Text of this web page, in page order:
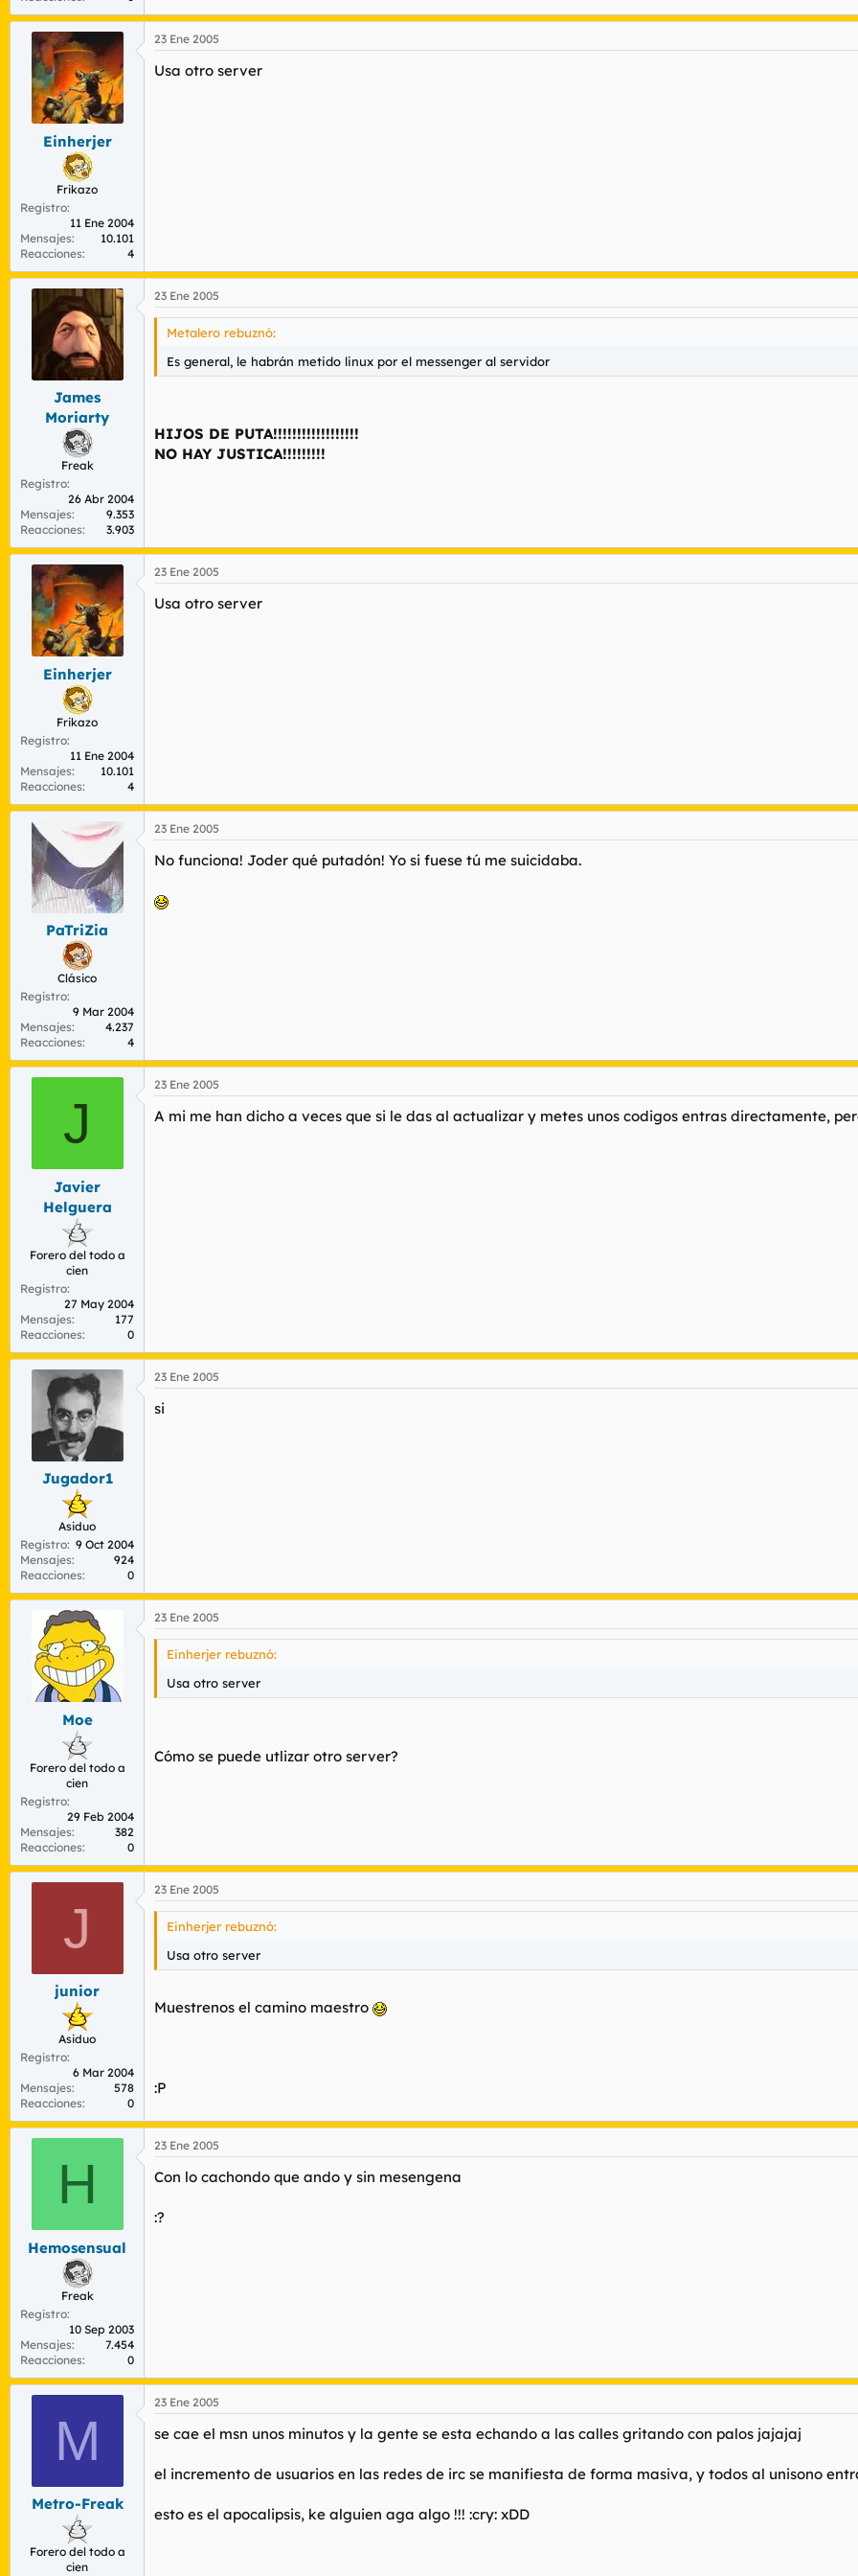
Einherjer
Frikazo
Registro
11 Ene 2004
Mensajes
10.101
Reacciones
4
23 Ene 2005
Usa otro server
James
Moriarty
Freak
Registro
26 Abr 2004
Mensajes
9.353
Reacciones
3.903
23 Ene 2005
Metalero rebuznó:
Es general, le habrán metido linux por el messenger al servidor
HIJOS DE PUTA!!!!!!!!!!!!!!!!!!
NO HAY JUSTICA!!!!!!!!!
Einherjer
Frikazo
Registro
11 Ene 2004
Mensajes
10.101
Reacciones
4
23 Ene 2005
Usa otro server
PaTriZia
Clásico
Registro
9 Mar 2004
Mensajes
4.237
Reacciones
4
23 Ene 2005
No funciona! Joder qué putadón! Yo si fuese tú me suicidaba.
J
Javier
Helguera
Forero del todo a
cien
Registro
27 May 2004
Mensajes
177
Reacciones
0
23 Ene 2005
A mi me han dicho a veces que si le das al actualizar y metes unos codigos entras directamente,
Jugador1
Asiduo
Registro 9 Oct 2004
Mensajes
924
Reacciones
0
23 Ene 2005
si
Moe
Forero del todo a
cien
Registro
29 Feb 2004
Mensajes
382
Reacciones
0
23 Ene 2005
Einherjer rebuznó:
Usa otro server
Cómo se puede utlizar otro server?
J
junior
Asiduo
Registro
6 Mar 2004
Mensajes
578
Reacciones
0
23 Ene 2005
Einherjer rebuznó:
Usa otro server
Muestrenos el camino maestro
:P
H
Hemosensual
Freak
Registro
10 Sep 2003
Mensajes
7.454
Reacciones
0
23 Ene 2005
Con lo cachondo que ando y sin mesengena
:?
M
Metro-Freak
Forero del todo a
cien
23 Ene 2005
se cae el msn unos minutos y la gente se esta echando a las calles gritando con palos jajajaj
el incremento de usuarios en las redes de irc se manifiesta de forma masiva, y todos al unisono
esto es el apocalipsis, ke alguien aga algo !!! :cry: xDD